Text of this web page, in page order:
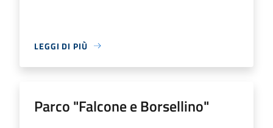
LEGGI DI PIÙ
Parco "Falcone e Borsellino"